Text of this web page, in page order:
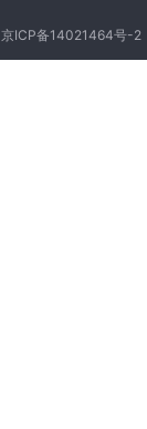
京ICP备14021464号-2